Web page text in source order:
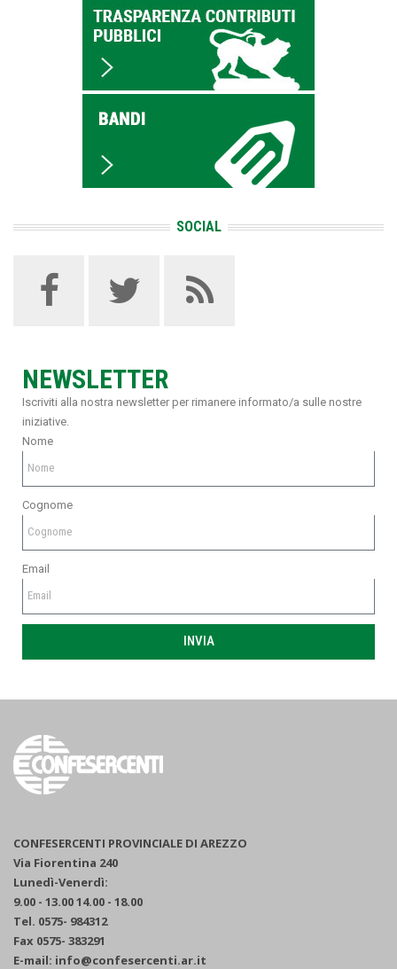
SOCIAL
NEWSLETTER
Iscriviti alla nostra newsletter per rimanere informato/a sulle nostre
iniziative.
Nome
Cognome
Email
INVIA
CONFESERCENTI PROVINCIALE DI AREZZO
Via Fiorentina 240
Lunedì-Venerdì:
9.00 - 13.00 14.00 - 18.00
Tel. 0575- 984312
Fax 0575- 383291
E-mail: info@confesercenti.ar.it